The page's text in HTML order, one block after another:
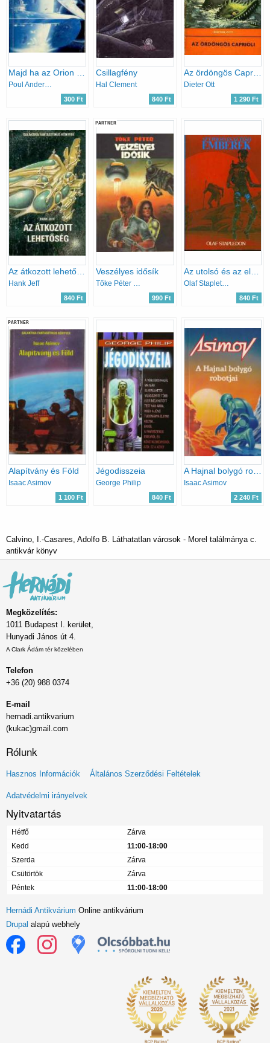
300 Ft
Csillagfény
Hal Clement
840 Ft
Az ördöngös Caprioli (Delfin könyvek)
Dieter Ott
1 290 Ft
Hank Jeff
840 Ft
PARTNER
Veszélyes idősík
Tőke Péter Miklós
990 Ft
Az utolsó és az első emberek
Olaf Stapleton
840 Ft
PARTNER
Alapítvány és Föld
Isaac Asimov
1 100 Ft
Jégodisszeia
George Philip
840 Ft
A Hajnal bolygó robotjai
Isaac Asimov
2 240 Ft
Calvino, I.-Casares, Adolfo B. Láthatatlan városok - Morel találmánya c.
antikvár könyv
Megközelítés:
1011 Budapest I. kerület,
Hunyadi János út 4.
A Clark Ádám tér közelében
Telefon
+36 (20) 988 0374
E-mail
hernadi.antikvarium
(kukac)gmail.com
Rólunk
Lábléc
menü
Hasznos Információk Általános Szerződési Feltételek
Adatvédelmi irányelvek
Nyitvatartás
Hétfő
Zárva
Kedd
11:00-18:00
Szerda
Zárva
Csütörtök
Zárva
Péntek
11:00-18:00
Hernádi Antikvárium Online antikvárium
Drupal alapú webhely